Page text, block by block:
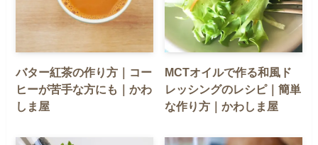
バター紅茶の作り方｜コー
ヒーが苦手な方にも｜かわ
しま屋
MCTオイルで作る和風ド
レッシングのレシピ｜簡単
な作り方｜かわしま屋